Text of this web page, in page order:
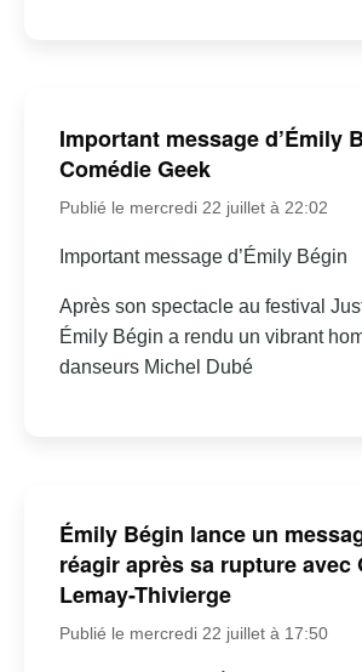
Important message d’Émily
Comédie Geek
Publié le mercredi 22 juillet à 22:02
Important message d’Émily Bégin
Après son spectacle au festival
Émily Bégin a rendu un vibrant
danseurs Michel Dubé
Émily Bégin lance un
réagir après sa rupture avec
Lemay-Thivierge
Publié le mercredi 22 juillet à 17:50